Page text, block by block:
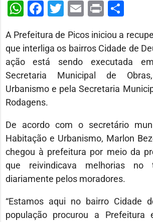
WhatsApp
Facebook
Twitter
Email
Print
A Prefeitura de Picos iniciou a
que interliga os bairros Cidade de
ação está sendo executada
Secretaria Municipal de
Urbanismo e pela Secretaria
Rodagens.
De acordo com o secretário
Habitação e Urbanismo, Marlon
chegou à prefeitura por meio da
que reivindicava melhorias no
diariamente pelos moradores.
“Estamos aqui no bairro Cidade
população procurou a Prefeitura